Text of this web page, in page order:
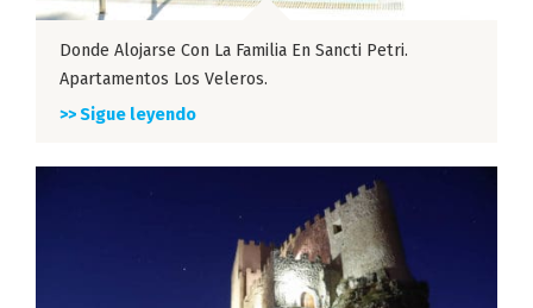
Donde Alojarse Con La Familia En Sancti Petri.
Apartamentos Los Veleros.
>> Sigue leyendo